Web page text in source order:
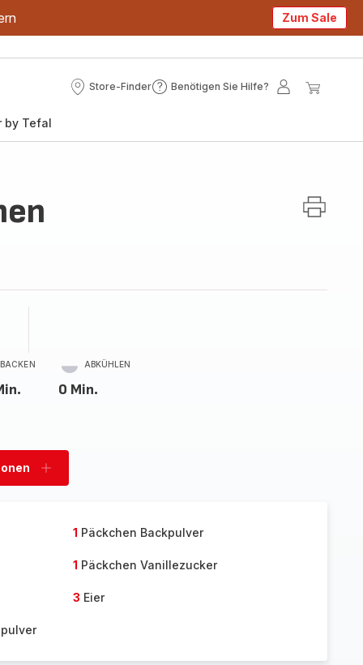
Zum Sale
Store-Finder
Store-
Benötigen Sie Hilfe?
Benötigen
Mein
by Tefal
BACKEN ABKÜHLEN
0 Min.
Personen
1 Päckchen Backpulver
1 Päckchen Vanillezucker
3 Eier